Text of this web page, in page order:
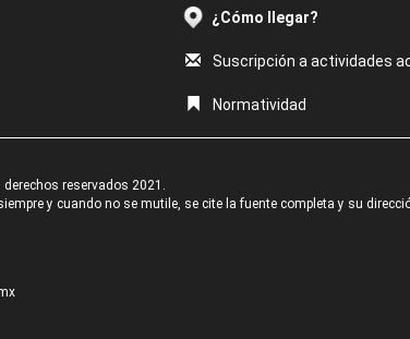
¿Cómo llegar?
Suscripción a actividades
Normatividad
reservados 2021.
y cuando no se mutile, se cite la fuente completa y su